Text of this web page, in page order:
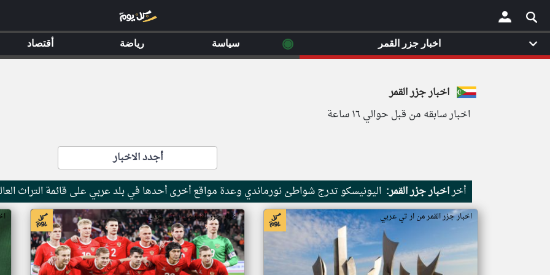
×
اخبار جزر القمر
اخبار سابقه من قبل حوالي ١٦ ساعة
أجدد الاخبار
أخراخبار جزر القمر: اليونيسكو تدرج شواطئ نورماندي وعدة مواقع أخرى أحدها في بلد عربي على قائمة التراث
اخبار جزر القمر من ار تي عربي اخبار جزر القمر من ار تي عربي
اخبار جزر القمر ◉ سياسة رياضة أقتصاد